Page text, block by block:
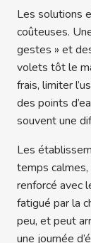
Les solutions
coûteuses.
gestes » et
volets tôt le
frais, limiter
des points
souvent une
Les
temps
renforcé avec
fatigué par la
peu, et peut
une journée